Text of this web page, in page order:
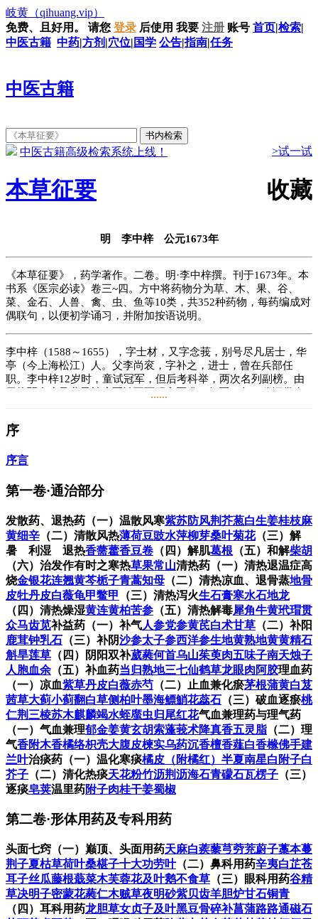
岐黄 （qihuang.vip）
免费、且好用。
请您 登录 后使用 我要 注册 账号 首页|检索|
中医古籍 中药|方剂 |穴位| 国学 公告|指南|任务
中医古籍
中医古籍高级检索系统上线！ >试一试
本草征要 收藏
明 李中梓 公元1673年
《本草征要》，药学著作。二卷。明·李中梓撰。刊于1673年。本
书系《医宗必读》卷三~四。方中将药物分为草、木、果、谷、
菜、金石、人兽、禽、虫、鱼等10类，共352种药物，每药编成对
偶联句，以便初学诵习，并附加按语说明。
李中梓（1588～1655），字士材，又字念莪，别号尽凡居士，华
亭（今上海松江）人。父李尚衮，字补之，进士，曾在兵部任
职。李中梓12岁时，童试冠军，但后考科举，两次名列副榜。由
与王肯堂、等名医交流切磋医学。他结合自己的临证经验，编著
《运气考》《女科微论》《诊家正眼》等20余种医学著作，其中
以《内经知要》和《医宗必读》最为著名。《内经知要》为历来
《医宗必读》也以简明扼要为特点，李氏的序中说此书是“究心三
十年”始成。其所著，为医学的普及作出了一定的贡献。
阅读20.9万+
......
序
序言
第一卷·通治部分
发散药、退热药 （一）温散风寒紫苏防风荆芥葱白生姜桂枝麻
黄细辛 （二）清散风热薄荷豆豉水萍柳芽桑叶菊花（三）解
暑 利湿 退热香薷藿香豆卷 （四）解肌葛根 （五）和解柴胡
（六）治发作有时之寒热草果常山清热药 （一）清热退温症高
烧金银花连翘黄芩栀子青蒿知母 （二）清热凉血、退骨蒸地骨
皮牡丹皮白薇龟甲鳖甲 （三）清热泻火生石膏寒水石地龙
（四）清热燥湿黄连黄柏苦参 （五）清热解毒犀角牛黄玳瑁贯
众马齿苋补益药 （一）补气人参党参黄芪白术甘草 （二）补阳
鹿茸钟乳石 （三）补阴沙参太子参西洋参生地黄熟地黄黄精石
斛旱莲草 （四）阴阳双补葳蕤何首乌山茱萸肉五味子南天烛子
人胞血余 （五）补血药当归熟地三七仙鹤草龙眼肉阿胶理血药
（一）凉血紫草丹皮白薇赤芍 （二）止血兼化瘀茅根蒲黄白芨
茜草大蓟小蓟翻白草侧柏叶墨海鳔鮹花蕊石 （三）破血逐瘀桃
仁荆三棱苏木麒麟竭水蛭䗪虫归尾红花气血兼理药与理气药
（一）气血兼理郁金姜黄玄胡索蓬莪术降真香五灵脂 （二）理
气香附木香橘络枳壳大腹皮楝实乌药沉香檀香薤白香橼佛手建
兰叶治痰药 （一）温化寒痰橘皮（附橘红） 半夏南星白附子白
芥子 （二）清化热痰天花粉竹沥荆沥海石青礞石瓦楞子 （三）
逐痰皂荚温里药附子肉桂干姜蜀椒
第二卷·形体用药及专科用药
头面七窍 （一）巅顶、头面用药天麻白蒺藜芎䓖茺蔚子藁本蔓
荆子夏枯草荷叶桑椹子十大功劳叶（二）鼻科用药辛夷白芷苍
耳子丝瓜藤根蕺菜木芙蓉花及叶鹅不食草 （三）眼科用药谷精
草决明子密蒙花蕤仁木贼草夜明砂紫贝齿羊胆炉甘石铜青
（四）耳科用药龙胆草女贞子及叶黑豆骨碎补菖蒲路路通磁石